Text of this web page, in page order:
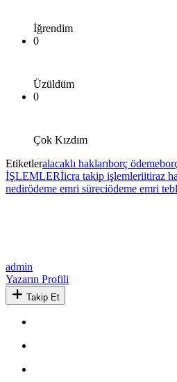
İğrendim
0
Üzüldüm
0
Çok Kızdım
Etiketleralacaklı haklarıborç ödeme
İŞLEMLERİicra takip işlemleriitiraz
nedirödeme emri süreciödeme emri
admin
Yazarın Profili
Takip Et